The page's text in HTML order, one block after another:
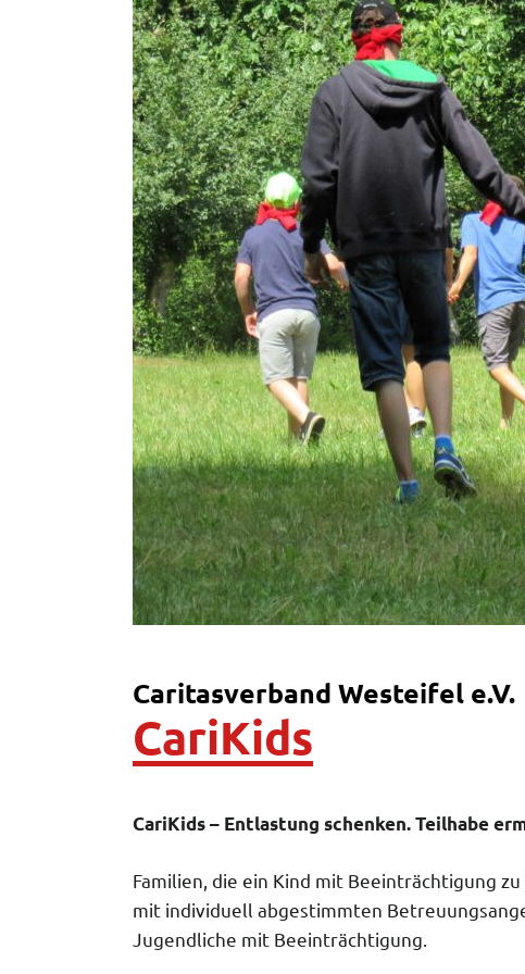
Caritasverband Westeifel e.V.
CariKids
CariKids – Entlastung schenken. Teilhabe
Familien, die ein Kind mit Beeinträchtigung
mit individuell abgestimmten
Jugendliche mit Beeinträchtigung.